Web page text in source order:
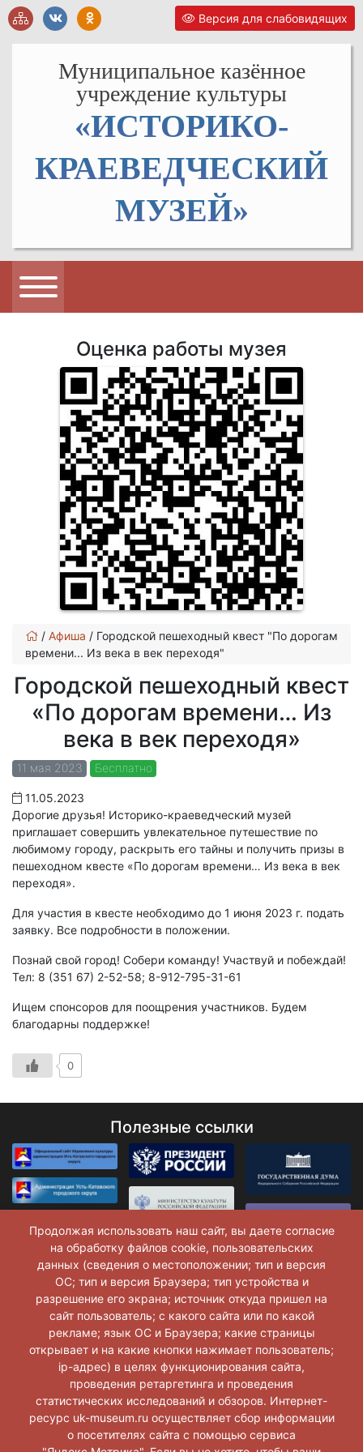
Версия для слабовидящих
Муниципальное казённое
учреждение культуры
«ИСТОРИКО-
КРАЕВЕДЧЕСКИЙ
МУЗЕЙ»
Оценка работы музея
/ Афиша / Городской пешеходный квест "По дорогам
времени... Из века в век переходя"
Городской пешеходный квест
«По дорогам времени… Из
века в век переходя»
11 мая 2023 Бесплатно
11.05.2023
Дорогие друзья! Историко-краеведческий музей
приглашает совершить увлекательное путешествие по
любимому городу, раскрыть его тайны и получить призы в
пешеходном квесте «По дорогам времени… Из века в век
переходя».
Для участия в квесте необходимо до 1 июня 2023 г. подать
заявку. Все подробности в положении.
Познай свой город! Собери команду! Участвуй и побеждай!
Тел: 8 (351 67) 2-52-58; 8-912-795-31-61
Ищем спонсоров для поощрения участников. Будем
благодарны поддержке!
0
Полезные ссылки
Музей г. Усть-Катав © 2026 г.
Продолжая использовать наш сайт, вы даете согласие
на обработку файлов cookie, пользовательских
данных (сведения о местоположении; тип и версия
ОС; тип и версия Браузера; тип устройства и
разрешение его экрана; источник откуда пришел на
сайт пользователь; с какого сайта или по какой
рекламе; язык ОС и Браузера; какие страницы
открывает и на какие кнопки нажимает пользователь;
ip-адрес) в целях функционирования сайта,
проведения ретаргетинга и проведения
статистических исследований и обзоров. Интернет-
ресурс uk-museum.ru осуществляет сбор информации
о посетителях сайта с помощью сервиса